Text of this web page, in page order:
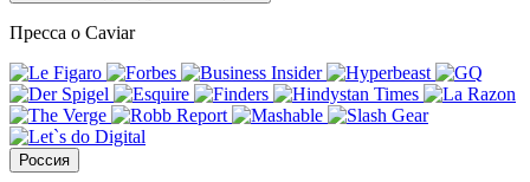
Пресса о Caviar
Россия